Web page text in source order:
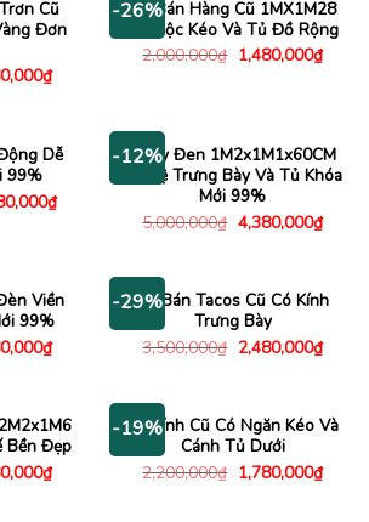
Cũ
Đơn
₫Giá
hiện
3,480,000₫.
-26%
Xe Bán Hàng Cũ 1MX1M28
Có Hộc Kéo Và Tủ Đồ Rộng
2,000,000₫ Giá
gốc
1,480,000₫Giá
hiện
Dễ
99%
₫Giá
hiện
-12%
Quầy Đen 1M2x1M1x60CM
Có Kệ Trưng Bày Và Tủ Khóa
Mới 99%
5,000,000₫ Giá
gốc
4,380,000₫Giá
hiện
Viền
99%
₫Giá
hiện
7,480,000₫.
-29%Xe Bán Tacos Cũ Có Kính
Trưng Bày
3,500,000₫ Giá
gốc
2,480,000₫Giá
hiện
Bền Đẹp
₫Giá
hiện
-19%
Tủ Kính Cũ Có Ngăn Kéo Và
Cánh Tủ Dưới
2,200,000₫ Giá
gốc
1,780,000₫Giá
hiện